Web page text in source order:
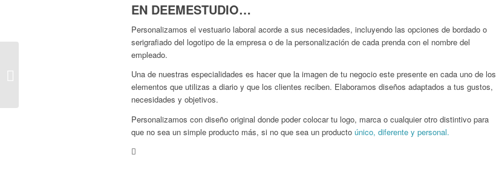
EN DEEMESTUDIO…
Personalizamos el vestuario laboral acorde a sus necesidades, incluyendo las opciones de bordado o
serigrafiado del logotipo de la empresa o de la personalización de cada prenda con el nombre del
empleado.
Una de nuestras especialidades es hacer que la imagen de tu negocio este presente en cada uno de los
elementos que utilizas a diario y que los clientes reciben. Elaboramos diseños adaptados a tus gustos,
necesidades y objetivos.
Personalizamos con diseño original donde poder colocar tu logo, marca o cualquier otro distintivo para
que no sea un simple producto más, si no que sea un producto único, diferente y personal.